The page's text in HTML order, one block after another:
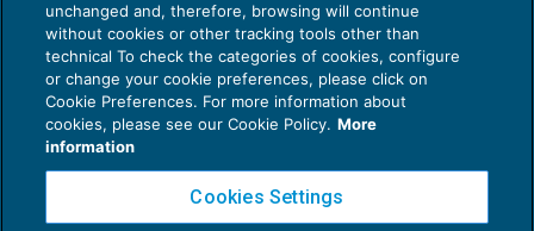
Oneri informativi e liberazione del
garante ex articolo 1956 c.c.
unchanged and, therefore, browsing will continue
without cookies or other tracking tools other than
technical To check the categories of cookies, configure
or change your cookie preferences, please click on
Cookie Preferences. For more information about
cookies, please see our Cookie Policy. More
information
Cookies Settings